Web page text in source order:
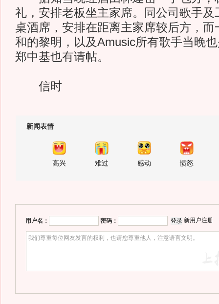
礼，安排老板坐主家席。同公司歌手及
桌酒席，安排在距离主家席较后方，而
和的黎明，以及Amusic所有歌手当晚
郑中基也有请帖。
信时
新闻表情
高兴 难过 感动 愤怒
用户名： 密码： 新用户注册